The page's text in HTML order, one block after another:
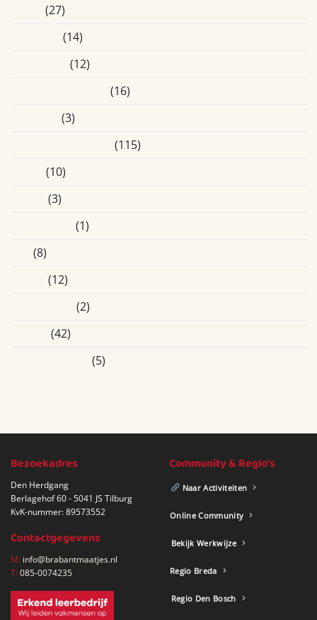
(27)
(14)
(12)
(16)
(3)
(115)
(10)
(3)
(1)
(8)
(12)
(2)
(42)
(5)
Bezoekadres
Den Herdgang
Berlagehof 60 - 5041 JS Tilburg
KvK-nummer: 89573552
Contactgegevens
M: info@brabantmaatjes.nl
T:085-0074235
Community & Regio's
Naar Activiteiten
Online Community
Bekijk Werkwijze
Regio Breda
Regio Den Bosch